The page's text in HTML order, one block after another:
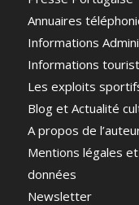
Annuaires
Informations
Informations
Les exploits
Blog et Actualité
A propos de
Mentions légales
données
Newsletter